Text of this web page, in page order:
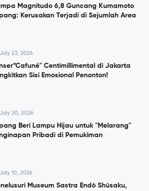
Magnitudo 6,8 Guncang Kumamoto
Kerusakan Terjadi di Sejumlah Area
July 23, 2026
Centimillimental di Jakarta
Sisi Emosional Penonton!
July 20, 2026
Beri Lampu Hijau untuk "Melarang"
Pribadi di Pemukiman
July 10, 2026
Museum Sastra Endō Shūsaku,